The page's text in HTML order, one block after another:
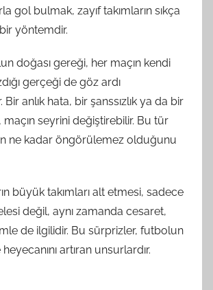
gol bulmak, zayıf takımların sıkça
yöntemdir.
doğası gereği, her maçın kendi
gerçeği de göz ardı
anlık hata, bir şanssızlık ya da bir
maçın seyrini değiştirebilir. Bu tür
ne kadar öngörülemez olduğunu
büyük takımları alt etmesi, sadece
değil, aynı zamanda cesaret,
de ilgilidir. Bu sürprizler, futbolun
artıran unsurlardır.